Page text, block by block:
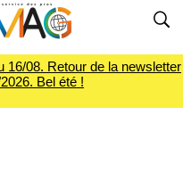
16/08. Retour de la newsletter
Bel été !